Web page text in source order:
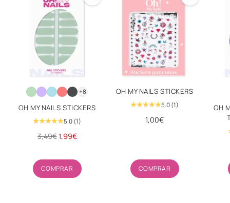
+8
OH MY NAILS STICKERS
5.0 (1)
Precio
3,49€1,99€
COMPRAR
Cantidad
OH MY NAILS STICKERS
5.0 (1)
1,00€
COMPRAR
Cantidad
OH